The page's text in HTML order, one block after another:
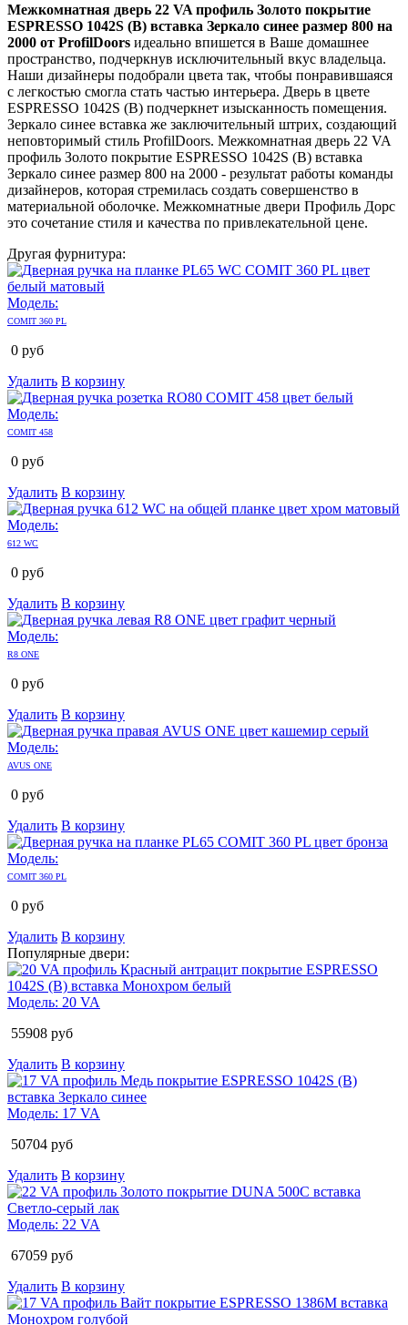
Межкомнатная дверь 22 VA профиль Золото покрытие
ESPRESSO 1042S (В) вставка Зеркало синее размер 800 на
2000 от ProfilDoors идеально впишется в Ваше домашнее
пространство, подчеркнув исключительный вкус владельца.
Наши дизайнеры подобрали цвета так, чтобы понравившаяся
с легкостью смогла стать частью интерьера. Дверь в цвете
ESPRESSO 1042S (В) подчеркнет изысканность помещения.
Зеркало синее вставка же заключительный штрих, создающий
неповторимый стиль ProfilDoors. Межкомнатная дверь 22 VA
профиль Золото покрытие ESPRESSO 1042S (В) вставка
Зеркало синее размер 800 на 2000 - результат работы команды
дизайнеров, которая стремилась создать совершенство в
материальной оболочке. Межкомнатные двери Профиль Дорс
это сочетание стиля и качества по привлекательной цене.
Другая фурнитура:
Модель:
COMIT 360 PL
0 руб
Удалить В корзину
Модель:
COMIT 458
0 руб
Удалить В корзину
Модель:
612 WC
0 руб
Удалить В корзину
Модель:
R8 ONE
0 руб
Удалить В корзину
Модель:
AVUS ONE
0 руб
Удалить В корзину
Модель:
COMIT 360 PL
0 руб
Удалить В корзину
Популярные двери:
Модель: 20 VA
55908 руб
Удалить В корзину
Модель: 17 VA
50704 руб
Удалить В корзину
Модель: 22 VA
67059 руб
Удалить В корзину